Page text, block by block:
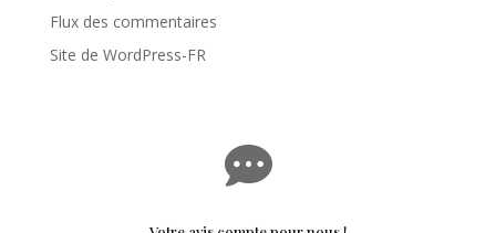
Flux des commentaires
Site de WordPress-FR
